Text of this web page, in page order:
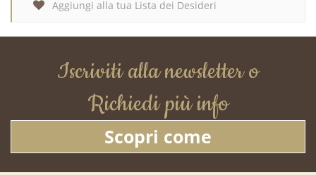
Aggiungi alla tua Lista dei Desideri
Iscriviti alla newsletter o
Richiedi più info
Scopri come